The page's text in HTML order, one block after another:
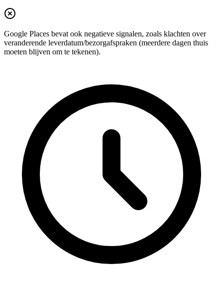
Google Places bevat ook negatieve signalen, zoals klachten over
veranderende leverdatum/bezorgafspraken (meerdere dagen thuis
moeten blijven om te tekenen).